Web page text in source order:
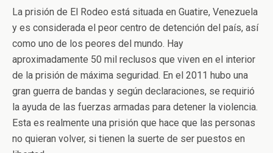
La prisión de El Rodeo está situada en Guatire, Venezuela
y es considerada el peor centro de detención del país, así
como uno de los peores del mundo. Hay
aproximadamente 50 mil reclusos que viven en el interior
de la prisión de máxima seguridad. En el 2011 hubo una
gran guerra de bandas y según declaraciones, se requirió
la ayuda de las fuerzas armadas para detener la violencia.
Esta es realmente una prisión que hace que las personas
no quieran volver, si tienen la suerte de ser puestos en